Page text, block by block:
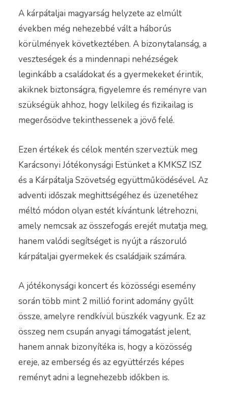
A kárpátaljai magyarság helyzete az elmúlt
években még nehezebbé vált a háborús
körülmények következtében. A bizonytalanság, a
veszteségek és a mindennapi nehézségek
leginkább a családokat és a gyermekeket érintik,
akiknek biztonságra, figyelemre és reményre van
szükségük ahhoz, hogy lelkileg és fizikailag is
megerősödve tekinthessenek a jövő felé.
Ezen értékek és célok mentén szerveztük meg
Karácsonyi Jótékonysági Estünket a KMKSZ ISZ
és a Kárpátalja Szövetség együttműködésével. Az
adventi időszak meghittségéhez és üzenetéhez
méltó módon olyan estét kívántunk létrehozni,
amely nemcsak az összefogás erejét mutatja meg,
hanem valódi segítséget is nyújt a rászoruló
kárpátaljai gyermekek és családjaik számára.
A jótékonysági koncert és közösségi esemény
során több mint 2 millió forint adomány gyűlt
össze, amelyre rendkívül büszkék vagyunk. Ez az
összeg nem csupán anyagi támogatást jelent,
hanem annak bizonyítéka is, hogy a közösség
ereje, az emberség és az együttérzés képes
reményt adni a legnehezebb időkben is.